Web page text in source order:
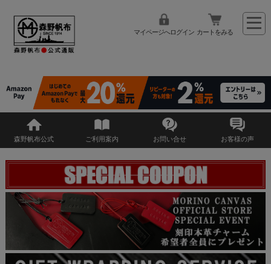
マイページへログイン カートをみる
森野帆布公式 ご利用案内 お問い合せ お客様の声